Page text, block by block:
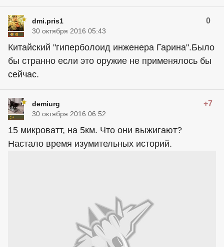
dmi.pris1 0
30 октября 2016 05:43
Китайский "гиперболоид инженера Гарина".Было
бы странно если это оружие не применялось бы
сейчас.
demiurg +7
30 октября 2016 06:52
15 микроватт, на 5км. Что они выжигают?
Настало время изумительных историй.